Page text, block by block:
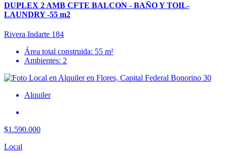
DUPLEX 2 AMB CFTE BALCON - BAÑO Y TOIL-
LAUNDRY -55 m2
Rivera Indarte 184
Área total construida: 55 m²
Ambientes: 2
Alquiler
$1.590.000
Local